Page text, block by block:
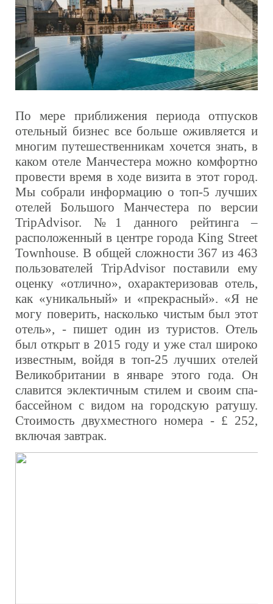
По мере приближения периода отпусков
отельный бизнес все больше оживляется и
многим путешественникам хочется знать, в
каком отеле Манчестера можно комфортно
провести время в ходе визита в этот город.
Мы собрали информацию о топ-5 лучших
отелей Большого Манчестера по версии
TripAdvisor. №1 данного рейтинга –
расположенный в центре городаKing Street
Townhouse. В общей сложности 367 из 463
пользователей TripAdvisorпоставили ему
оценку «отлично», охарактеризовав отель,
как «уникальный» и «прекрасный». «Я не
могу поверить, насколько чистым был этот
отель», - пишет один из туристов. Отель
был открыт в 2015 году и уже стал широко
известным, войдя в топ-25 лучших отелей
Великобритании в январе этого года. Он
славится эклектичным стилем и своим спа-
бассейном с видом на городскую ратушу.
Стоимость двухместного номера - £ 252,
включая завтрак.